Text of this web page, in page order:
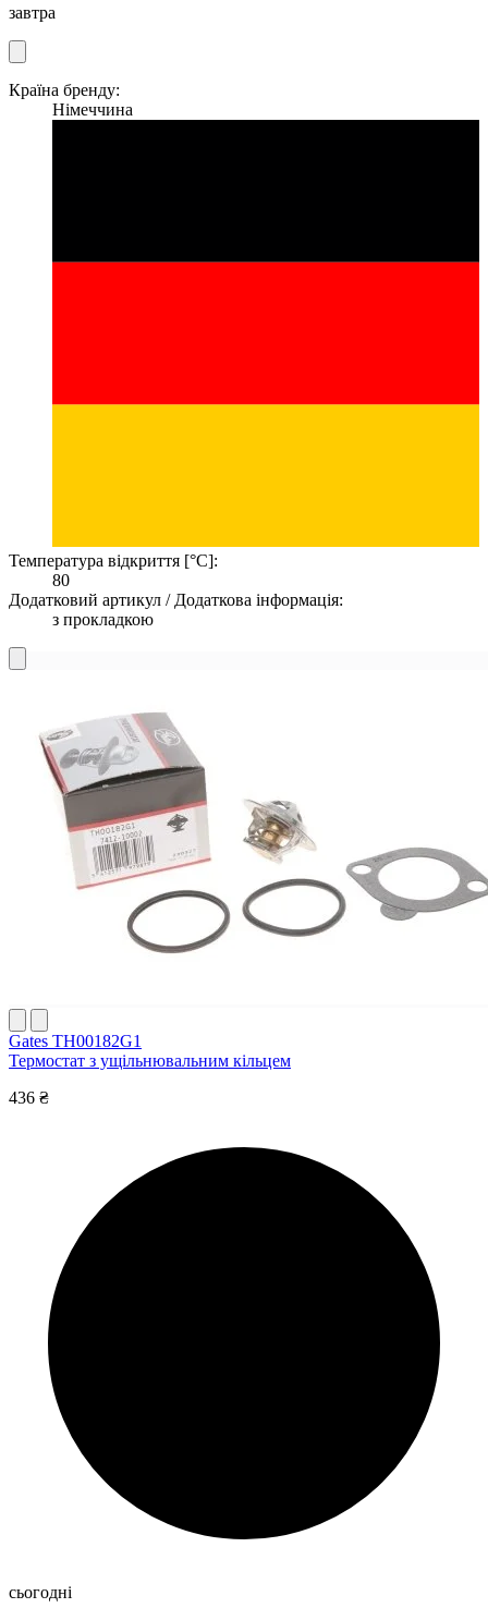
завтра
Країна бренду:
Німеччина
Температура відкриття [°C]:
80
Додатковий артикул / Додаткова інформація:
з прокладкою
Gates TH00182G1
Термостат з ущільнювальним кільцем
436 ₴
сьогодні